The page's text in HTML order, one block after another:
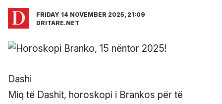
FRIDAY 14 NOVEMBER 2025, 21:09
DRITARE.NET
Dashi
Miq të Dashit, horoskopi i Brankos për të